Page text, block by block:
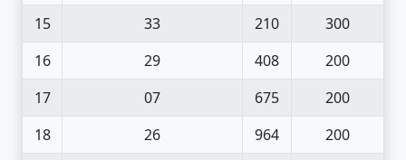
15
33 210
300
16
29 408
200
17
07 675
200
18
26 964
200